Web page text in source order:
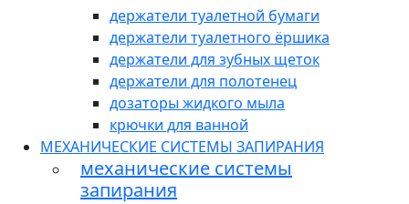
держатели туалетной бумаги
держатели туалетного ёршика
держатели для зубных щеток
держатели для полотенец
дозаторы жидкого мыла
крючки для ванной
МЕХАНИЧЕСКИЕ СИСТЕМЫ ЗАПИРАНИЯ
механические системы
запирания